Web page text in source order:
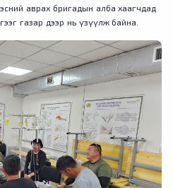
аврах бригадын алба хаагчдад
газар дээр нь үзүүлж байна.